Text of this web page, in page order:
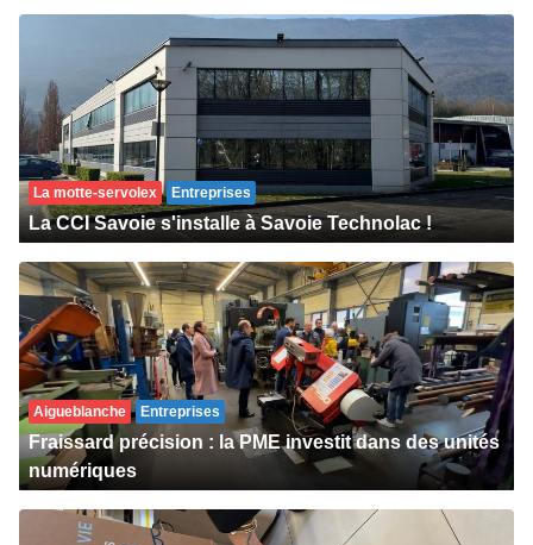
La motte-servolex Entreprises
La CCI Savoie s'installe à Savoie Technolac !
Aigueblanche Entreprises
Fraissard précision : la PME investit dans des unités
numériques